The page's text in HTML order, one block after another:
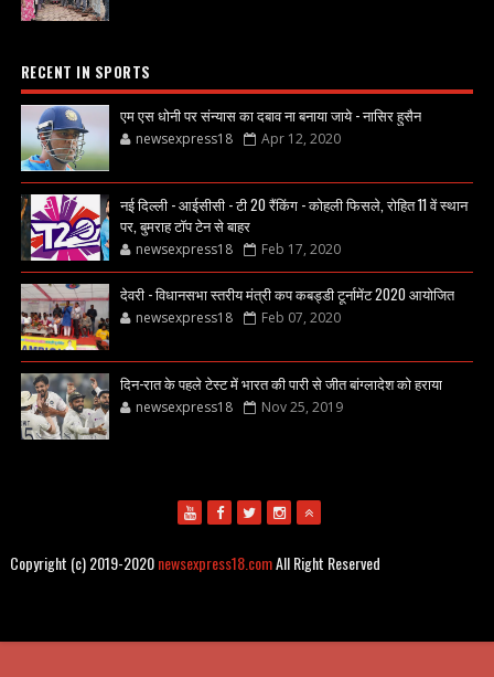
RECENT IN SPORTS
एम एस धोनी पर संन्यास का दबाव ना बनाया जाये - नासिर हुसैन
newsexpress18 Apr 12, 2020
नई दिल्ली - आईसीसी - टी 20 रैंकिंग - कोहली फिसले, रोहित 11 वें स्थान
पर, बुमराह टॉप टेन से बाहर
newsexpress18 Feb 17, 2020
देवरी - विधानसभा स्तरीय मंत्री कप कबड्डी टूर्नामेंट 2020 आयोजित
newsexpress18 Feb 07, 2020
दिन-रात के पहले टेस्ट में भारत की पारी से जीत बांग्लादेश को हराया
newsexpress18 Nov 25, 2019
Copyright (c) 2019-2020newsexpress18.comAll Right Reserved